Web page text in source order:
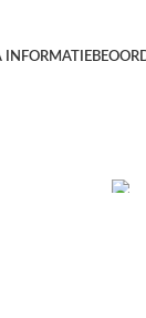
INFORMATIE